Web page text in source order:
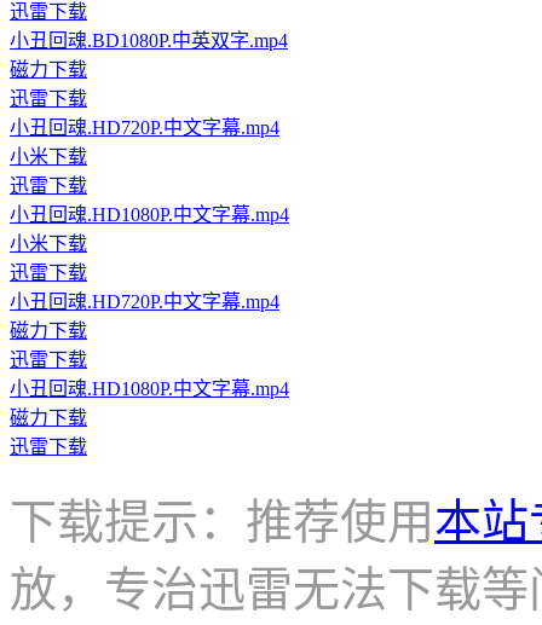
迅雷下载
小丑回魂.BD1080P.中英双字.mp4
磁力下载
迅雷下载
小丑回魂.HD720P.中文字幕.mp4
小米下载
迅雷下载
小丑回魂.HD1080P.中文字幕.mp4
小米下载
迅雷下载
小丑回魂.HD720P.中文字幕.mp4
磁力下载
迅雷下载
小丑回魂.HD1080P.中文字幕.mp4
磁力下载
迅雷下载
下载提示：推荐使用本站
放，专治迅雷无法下载等